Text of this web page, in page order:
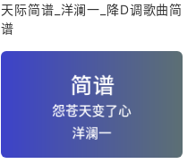
天际简谱_洋澜一_降D调歌曲简
谱